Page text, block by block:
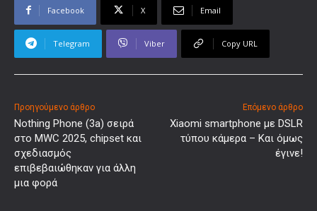
Facebook X Email
Telegram Viber Copy URL
Προηγούμενο άρθρο
Nothing Phone (3a) σειρά
στο MWC 2025, chipset και
σχεδιασμός
επιβεβαιώθηκαν για άλλη
μια φορά
Επόμενο άρθρο
Xiaomi smartphone με DSLR
τύπου κάμερα – Και όμως
έγινε!